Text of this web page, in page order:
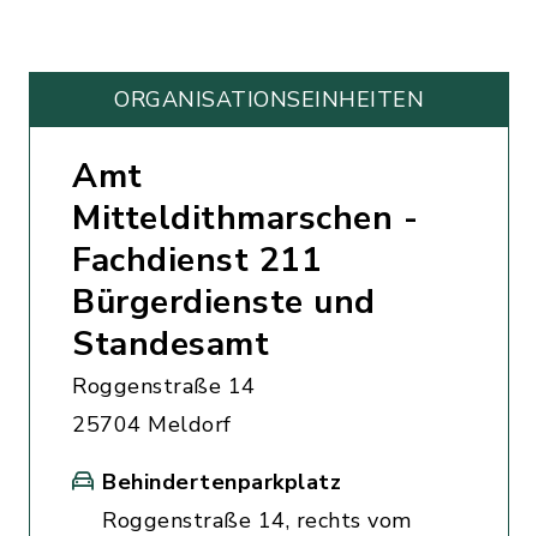
ORGANISATIONS­EINHEITEN
Amt
Mitteldithmarschen -
Fachdienst 211
Bürgerdienste und
Standesamt
Roggenstraße 14
25704 Meldorf
Behindertenparkplatz
Roggenstraße 14, rechts vom